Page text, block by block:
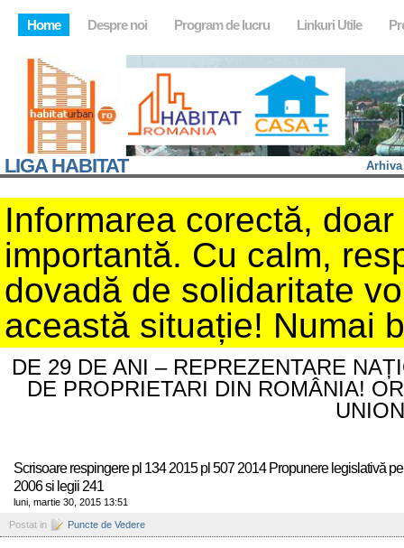
Home Despre noi Program de lucru Linkuri Utile
LIGA HABITAT Arhiva
Informarea corectă,
importantă. Cu calm,
dovadă de solidaritate
această situație! Numai
DE 29 DE ANI – REPREZENTARE
DE PROPRIETARI DIN ROMÂNIA!
Scrisoare respingere pl 134 2015 pl 507 2014 Propunere legislativă
2006 si legii 241
luni, martie 30, 2015 13:51
Postat in Puncte de Vedere